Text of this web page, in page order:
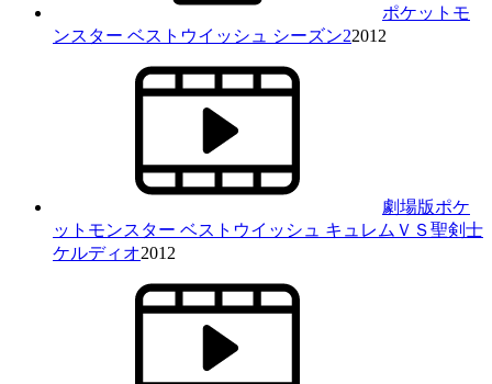
ポケットモ
ンスター ベストウイッシュ シーズン22012
劇場版ポケ
ットモンスター ベストウイッシュ キュレムＶＳ聖剣士
ケルディオ2012